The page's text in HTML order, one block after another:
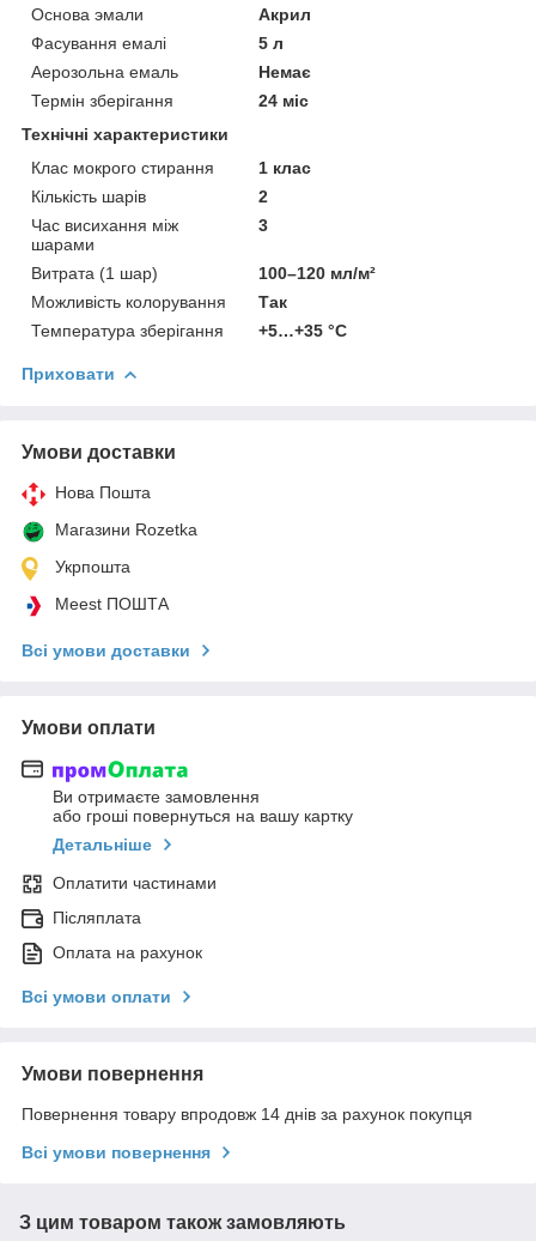
Основа эмали
Акрил
Фасування емалі
5 л
Аерозольна емаль
Немає
Термін зберігання
24 міс
Технічні характеристики
Клас мокрого стирання
1 клас
Кількість шарів
2
Час висихання між
шарами
3
Витрата (1 шар)
100–120 мл/м²
Можливість колорування
Так
Температура зберігання
+5…+35 °C
Приховати
Умови доставки
Нова Пошта
Магазини Rozetka
Укрпошта
Meest ПОШТА
Всі умови доставки
Умови оплати
Ви отримаєте замовлення
або гроші повернуться на вашу картку
Детальніше
Оплатити частинами
Післяплата
Оплата на рахунок
Всі умови оплати
Умови повернення
Повернення товару впродовж 14 днів за рахунок покупця
Всі умови повернення
З цим товаром також замовляють